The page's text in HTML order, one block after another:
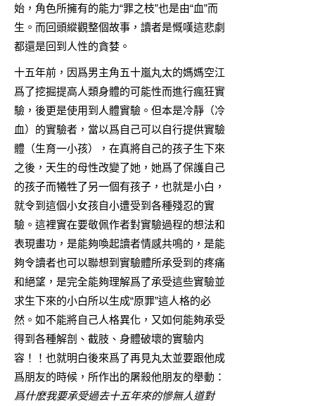
始，角色所擁有的能力“罪之枝”也是由“血”而
生。而回頭縱觀整個故事，讀者是慨嘆這悲劇
都還是回到人性的貪婪。
十五年前，因爲男主角五十嵐丸太的媽媽空江
爲了挖掘提高人類身體的可能性而進行瘋狂實
驗，後更是使用到人體實驗。但本是冷靜（冷
血）的實驗者，當以爲自己可以自行提供實驗
體（生育一小孩），在真將自己的孩子生下來
之後，天生的母性改變了她，她爲了保護自己
的孩子而犧牲了另一個有孩子，也就是小白，
就令到這個小女孩自小遭受到各種殘忍的實
驗。這裡實在要敬佩作者對實驗過程的想法和
表現畫功，是能夠喚起讀者情感共鳴的，是能
夠令讀者也可以聯想到實驗體所承受到的疼痛
和絕望，是完全能夠理解爲了承受這些實驗並
求生下來的小白所以生成“原罪”這人格的必
然。如不能將自己人格異化，又如何能夠承受
得到各種解剖、截肢、身體破壞的實驗内
容！！也就明白後來爲了再見丸太並要跟他成
爲朋友的時候，所作出的屠殺他朋友的舉動：
爲什麽我要承受過去十五年來的慘無人道對